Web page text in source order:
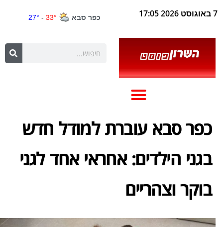
7 באוגוסט 2026 17:05
כפר סבא עוברת למודל חדש
בגני הילדים: אחראי אחד לגני
בוקר וצהריים